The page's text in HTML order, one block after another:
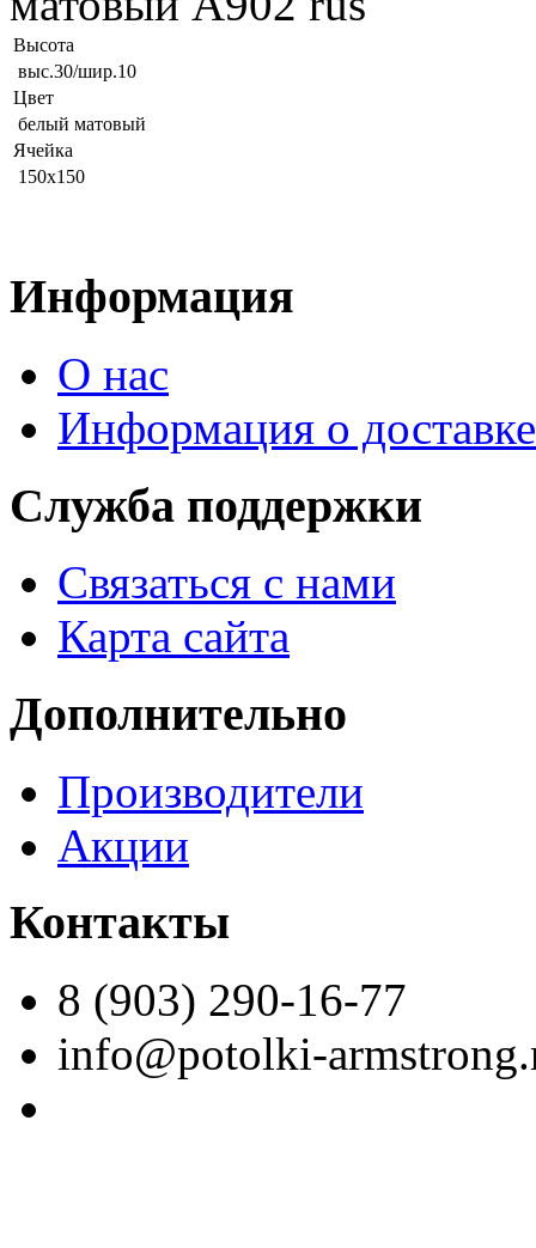
Высота
выс.30/шир.10
Цвет
белый матовый
Ячейка
150х150
Информация
О нас
Информация о доставке
Служба поддержки
Связаться с нами
Карта сайта
Дополнительно
Производители
Акции
Контакты
8 (903) 290-16-77
info@potolki-